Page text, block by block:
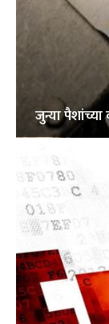
जुन्या